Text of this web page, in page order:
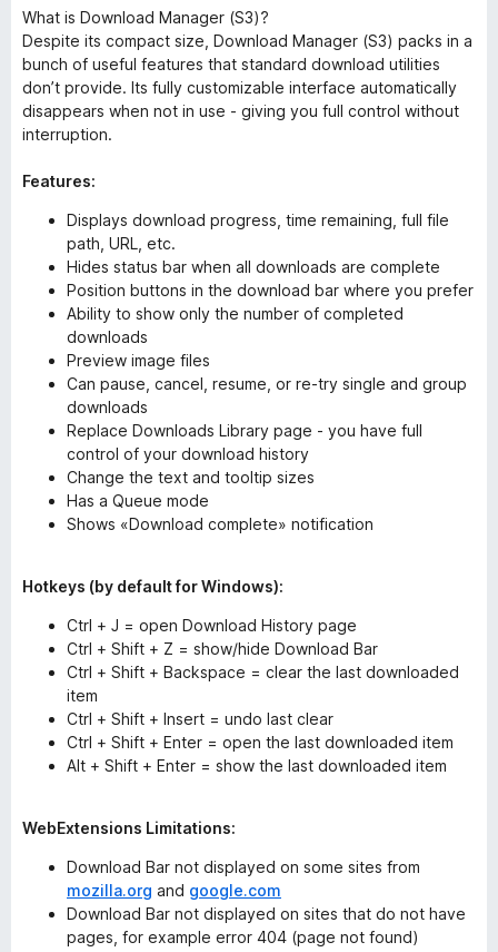
What is Download Manager (S3)?
Despite its compact size, Download Manager (S3) packs in a
bunch of useful features that standard download utilities
don’t provide. Its fully customizable interface automatically
disappears when not in use - giving you full control without
interruption.
Features:
Displays download progress, time remaining, full file
path, URL, etc.
Hides status bar when all downloads are complete
Position buttons in the download bar where you prefer
Ability to show only the number of completed
downloads
Preview image files
Can pause, cancel, resume, or re-try single and group
downloads
Replace Downloads Library page - you have full
control of your download history
Change the text and tooltip sizes
Has a Queue mode
Shows «Download complete» notification
Hotkeys (by default for Windows):
Ctrl + J = open Download History page
Ctrl + Shift + Z = show/hide Download Bar
Ctrl + Shift + Backspace = clear the last downloaded
item
Ctrl + Shift + Insert = undo last clear
Ctrl + Shift + Enter = open the last downloaded item
Alt + Shift + Enter = show the last downloaded item
WebExtensions Limitations:
Download Bar not displayed on some sites from
mozilla.org and google.com
Download Bar not displayed on sites that do not have
pages, for example error 404 (page not found)